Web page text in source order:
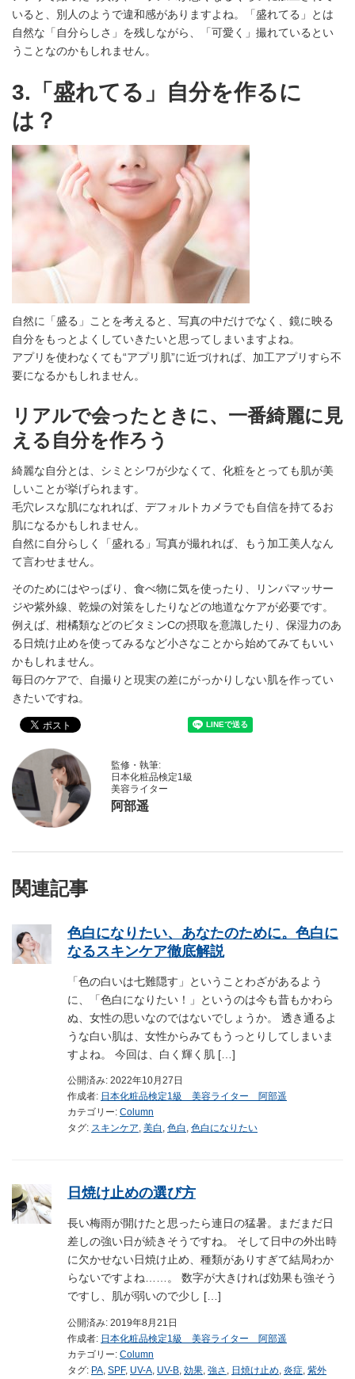
いると、別人のようで違和感がありますよね。「盛れてる」とは
自然な「自分らしさ」を残しながら、「可愛く」撮れているとい
うことなのかもしれません。
3.「盛れてる」自分を作るに
は？
自然に「盛る」ことを考えると、写真の中だけでなく、鏡に映る
自分をもっとよくしていきたいと思ってしまいますよね。
アプリを使わなくても“アプリ肌”に近づければ、加工アプリすら不
要になるかもしれません。
リアルで会ったときに、一番綺麗に見
える自分を作ろう
綺麗な自分とは、シミとシワが少なくて、化粧をとっても肌が美
しいことが挙げられます。
毛穴レスな肌になれれば、デフォルトカメラでも自信を持てるお
肌になるかもしれません。
自然に自分らしく「盛れる」写真が撮れれば、もう加工美人なん
て言わせません。
そのためにはやっぱり、食べ物に気を使ったり、リンパマッサー
ジや紫外線、乾燥の対策をしたりなどの地道なケアが必要です。
例えば、柑橘類などのビタミンCの摂取を意識したり、保湿力のあ
る日焼け止めを使ってみるなど小さなことから始めてみてもいい
かもしれません。
毎日のケアで、自撮りと現実の差にがっかりしない肌を作ってい
きたいですね。
監修・執筆:
日本化粧品検定1級
美容ライター
阿部遥
関連記事
色白になりたい、あなたのために。色白に
なるスキンケア徹底解説
「色の白いは七難隠す」ということわざがあるよう
に、「色白になりたい！」というのは今も昔もかわら
ぬ、女性の思いなのではないでしょうか。 透き通るよ
うな白い肌は、女性からみてもうっとりしてしまいま
すよね。 今回は、白く輝く肌 […]
公開済み: 2022年10月27日
作成者: 日本化粧品検定1級 美容ライター 阿部遥
カテゴリー: Column
タグ: スキンケア, 美白 , 色白 , 色白になりたい
日焼け止めの選び方
長い梅雨が開けたと思ったら連日の猛暑。まだまだ日
差しの強い日が続きそうですね。 そして日中の外出時
に欠かせない日焼け止め、種類がありすぎて結局わか
らないですよね……。 数字が大きければ効果も強そう
ですし、肌が弱いので少し […]
公開済み: 2019年8月21日
作成者: 日本化粧品検定1級 美容ライター 阿部遥
カテゴリー: Column
タグ: PA SPF, UV-A UV-B 効果 強さ 日焼け止め 炎症 紫外